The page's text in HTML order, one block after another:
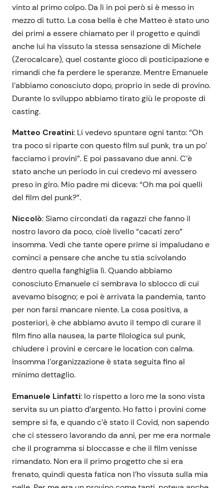
vinto al primo colpo. Da lì in poi però si è messo in
mezzo di tutto. La cosa bella è che Matteo è stato uno
dei primi a essere chiamato per il progetto e quindi
anche lui ha vissuto la stessa sensazione di Michele
(Zerocalcare), quel costante gioco di posticipazione e
rimandi che fa perdere le speranze. Mentre Emanuele
l’abbiamo conosciuto dopo, proprio in sede di provino.
Durante lo sviluppo abbiamo tirato giù le proposte di
casting.
Matteo Creatini: Li vedevo spuntare ogni tanto: “Oh
tra poco si riparte con questo film sul punk, tra un po’
facciamo i provini”. E poi passavano due anni. C’è
stato anche un periodo in cui credevo mi avessero
preso in giro. Mio padre mi diceva: “Oh ma poi quelli
del film del punk?”.
Niccolò: Siamo circondati da ragazzi che fanno il
nostro lavoro da poco, cioè livello “cacati zero”
insomma. Vedi che tante opere prime si impaludano e
cominci a pensare che anche tu stia scivolando
dentro quella fanghiglia lì. Quando abbiamo
conosciuto Emanuele ci sembrava lo sblocco di cui
avevamo bisogno; e poi è arrivata la pandemia, tanto
per non farsi mancare niente. La cosa positiva, a
posteriori, è che abbiamo avuto il tempo di curare il
film fino alla nausea, la parte filologica sul punk,
chiudere i provini e cercare le location con calma.
Insomma l’organizzazione è stata seguita fino al
minimo dettaglio.
Emanuele Linfatti: Io rispetto a loro me la sono vista
servita su un piatto d’argento. Ho fatto i provini come
sempre si fa, e quando c’è stato il Covid, non sapendo
che ci stessero lavorando da anni, per me era normale
che il programma si bloccasse e che il film venisse
rimandato. Non era il primo progetto che si era
frenato, quindi questa fatica non l’ho vissuta sulla mia